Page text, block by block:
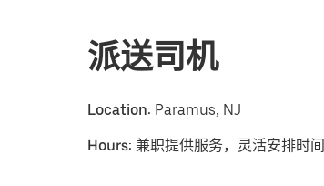
派送司机
Location: Paramus, NJ
Hours: 兼职提供服务，灵活安排时间